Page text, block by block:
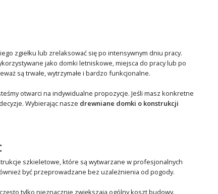
zgiełku lub zrelaksować się po intensywnym dniu pracy.
jako domki letniskowe, miejsca do pracy lub po
są trwałe, wytrzymałe i bardzo funkcjonalne.
otwarci na indywidualne propozycje. Jeśli masz konkretne
Wybierając nasze drewniane domki o konstrukcji
szkieletowe, które są wytwarzane w profesjonalnych
być przeprowadzane bez uzależnienia od pogody.
tylko nieznacznie zwiększają ogólny koszt budowy.